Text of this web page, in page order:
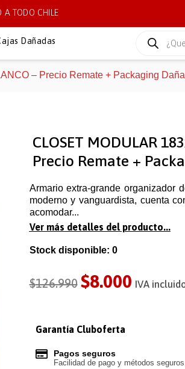
A TODO CHILE
Dañadas
– Precio Remate + Packaging
CLOSET MODULAR
Precio Remate +
Armario extra-grande organizador
moderno y vanguardista, cuenta
acomodar...
Ver más detalles del producto...
Stock disponible: 0
$126.990 $8.000 IVA
Garantía Cluboferta
Pagos seguros
Facilidad de pago y métodos